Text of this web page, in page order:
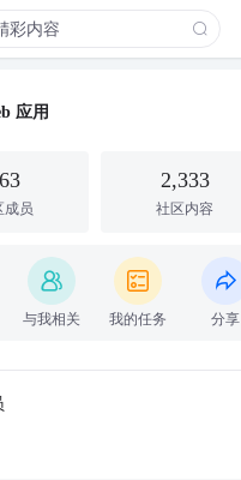
应用
成员
2,333
社区内容
与我相关 我的任务 分享